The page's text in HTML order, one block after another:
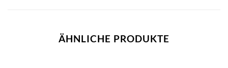
ÄHNLICHE PRODUKTE